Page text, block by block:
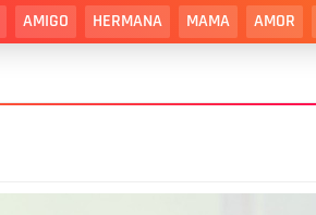
AMIGO HERMANA MAMA AMOR